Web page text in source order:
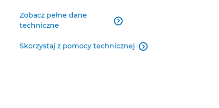
Zobacz pełne dane
techniczne

Skorzystaj z pomocy technicznej 